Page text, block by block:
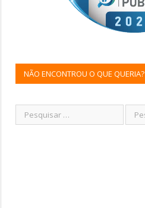
NÃO ENCONTROU O QUE QUERIA?